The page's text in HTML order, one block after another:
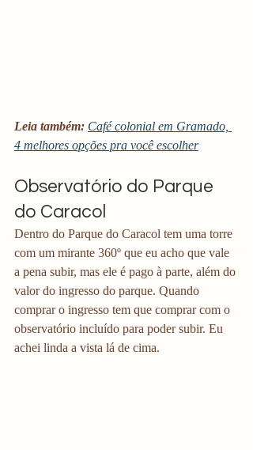
Leia também: Café colonial em Gramado,
4 melhores opções pra você escolher
Observatório do Parque
do Caracol
Dentro do Parque do Caracol tem uma torre
com um mirante 360º que eu acho que vale
a pena subir, mas ele é pago à parte, além do
valor do ingresso do parque. Quando
comprar o ingresso tem que comprar com o
observatório incluído para poder subir. Eu
achei linda a vista lá de cima.